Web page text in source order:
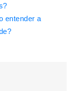
entender a